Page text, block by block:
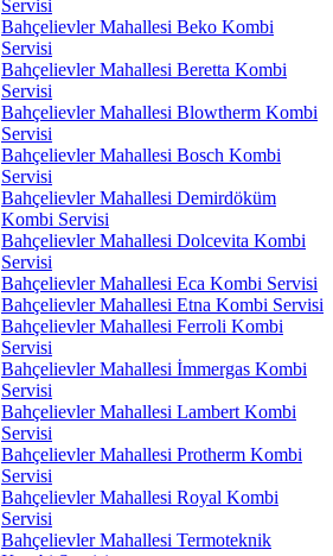
Servisi
Bahçelievler Mahallesi Beko Kombi
Servisi
Bahçelievler Mahallesi Beretta Kombi
Servisi
Bahçelievler Mahallesi Blowtherm Kombi
Servisi
Bahçelievler Mahallesi Bosch Kombi
Servisi
Bahçelievler Mahallesi Demirdöküm
Kombi Servisi
Bahçelievler Mahallesi Dolcevita Kombi
Servisi
Bahçelievler Mahallesi Eca Kombi Servisi
Bahçelievler Mahallesi Etna Kombi Servisi
Bahçelievler Mahallesi Ferroli Kombi
Servisi
Bahçelievler Mahallesi İmmergas Kombi
Servisi
Bahçelievler Mahallesi Lambert Kombi
Servisi
Bahçelievler Mahallesi Protherm Kombi
Servisi
Bahçelievler Mahallesi Royal Kombi
Servisi
Bahçelievler Mahallesi Termoteknik